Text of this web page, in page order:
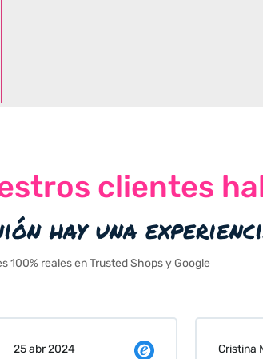
clientes
hay una
100% reales en Trusted Shops y Google
Cristina Martin Serrano